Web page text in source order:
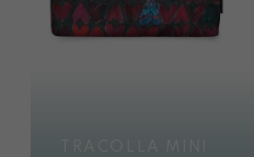
TRACOLLA MINI